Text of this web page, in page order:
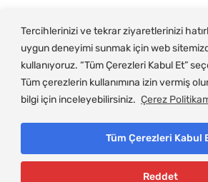
Tercihlerinizi ve tekrar ziyaretlerinizi
uygun deneyimi sunmak için web
kullanıyoruz. “Tüm Çerezleri Kabul Et”
Tüm çerezlerin kullanımına izin vermiş
bilgi için inceleyebilirsiniz. Çerez
Reddet
Tüm Çerezleri Kabul